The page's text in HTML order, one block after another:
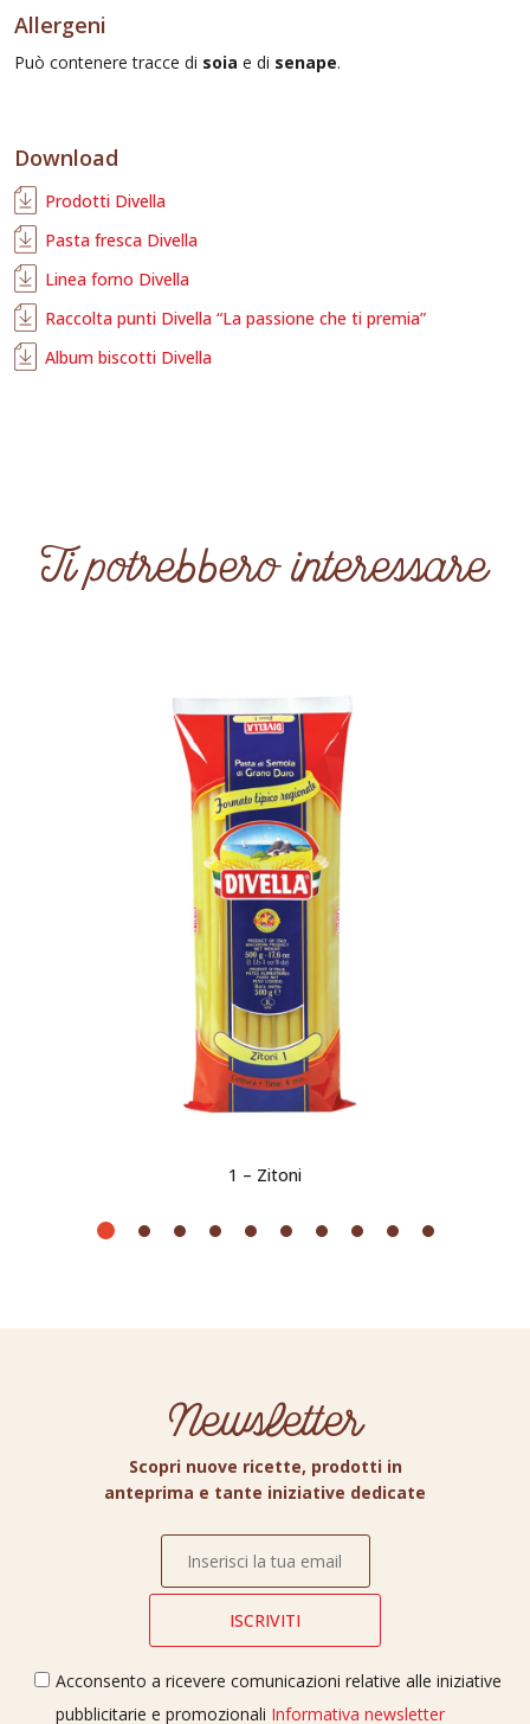
Allergeni
Può contenere tracce di soia e di senape.
Download
Prodotti Divella
Pasta fresca Divella
Linea forno Divella
Raccolta punti Divella “La passione che ti premia”
Album biscotti Divella
Ti potrebbero interessare
1 – Zitoni
Newsletter
Scopri nuove ricette, prodotti in
anteprima e tante iniziative dedicate
Acconsento a ricevere comunicazioni relative alle iniziative
pubblicitarie e promozionali Informativa newsletter